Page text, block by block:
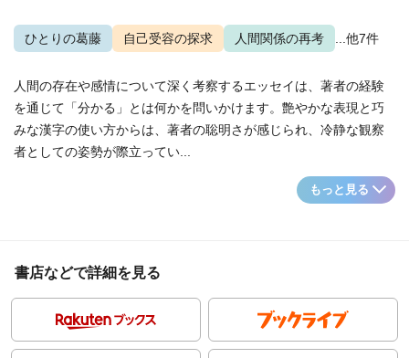
ひとりの葛藤 自己受容の探求 人間関係の再考 ...他7件
人間の存在や感情について深く考察するエッセイは、著者の経験
を通じて「分かる」とは何かを問いかけます。艶やかな表現と巧
みな漢字の使い方からは、著者の聡明さが感じられ、冷静な観察
者としての姿勢が際立ってい...
もっと見る
書店などで詳細を見る